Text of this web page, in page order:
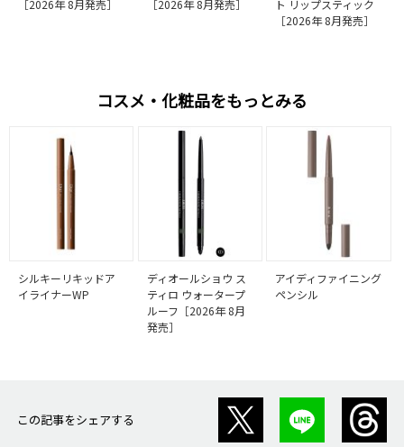
［2026年 8月発売］
［2026年 8月発売］
ト リップスティック
［2026年 8月発売］
コスメ・化粧品をもっとみる
シルキーリキッドア
イライナーWP
ディオールショウ ス
ティロ ウォータープ
ルーフ［2026年 8月
発売］
アイディファイニング
ペンシル
この記事をシェアする